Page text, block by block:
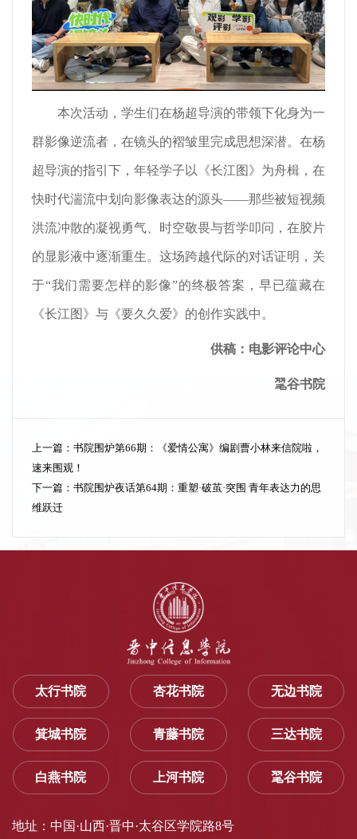
本次活动，学生们在杨超导演的带领下化身为一
群影像逆流者，在镜头的褶皱里完成思想深潜。在杨
超导演的指引下，年轻学子以《长江图》为舟楫，在
快时代湍流中划向影像表达的源头——那些被短视频
洪流冲散的凝视勇气、时空敬畏与哲学叩问，在胶片
的显影液中逐渐重生。这场跨越代际的对话证明，关
于“我们需要怎样的影像”的终极答案，早已蕴藏在
《长江图》与《要久久爱》的创作实践中。
供稿：电影评论中心
毣谷书院
上一篇： 书院围炉第66期：《爱情公寓》编剧曹小林来信院啦，
速来围观！
下一篇： 书院围炉夜话第64期：重塑·破茧·突围 青年表达力的思
维跃迁
太行书院 杏花书院 无边书院
箕城书院 青藤书院 三达书院
白燕书院 上河书院 毣谷书院
地址：中国·山西·晋中·太谷区学院路8号